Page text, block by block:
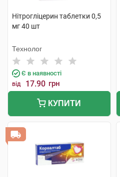
Нітрогліцерин таблетки 0,5
мг 40 шт
Технолог
Є в наявності
від 17.90 грн
КУПИТИ